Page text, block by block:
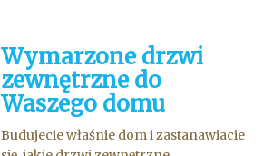
Wymarzone drzwi
zewnętrzne do
Waszego domu
Budujecie właśnie dom i zastanawiacie